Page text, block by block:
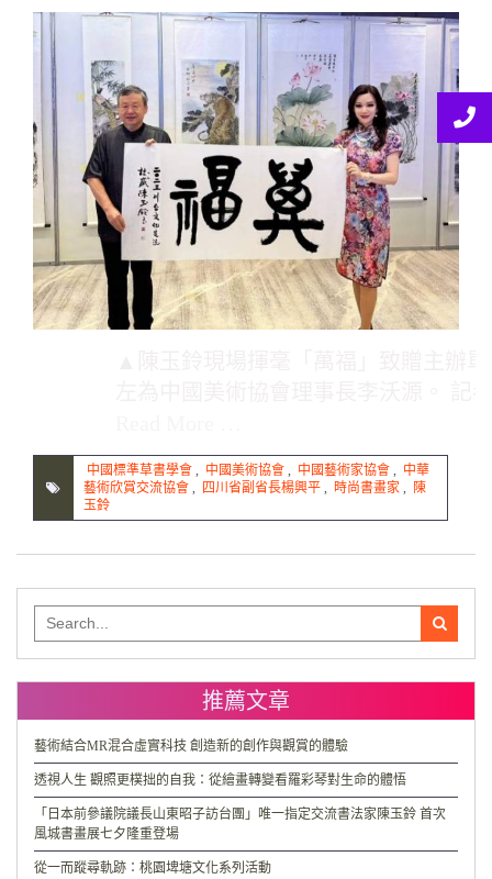
中國標準草書學會 中國美術協會 中國藝術家協會
中華
藝術欣賞交流協會
四川省副省長楊興平 時尚書畫家
陳
玉鈴
for:
推薦文章
藝術結合MR混合虛實科技 創造新的創作與觀賞的體驗
透視人生 觀照更樸拙的自我：從繪畫轉變看羅彩琴對生命的體悟
「日本前參議院議長山東昭子訪台團」唯一指定交流書法家陳玉鈴 首次
風城書畫展七夕隆重登場
從一而蹤尋軌跡：桃園埤塘文化系列活動